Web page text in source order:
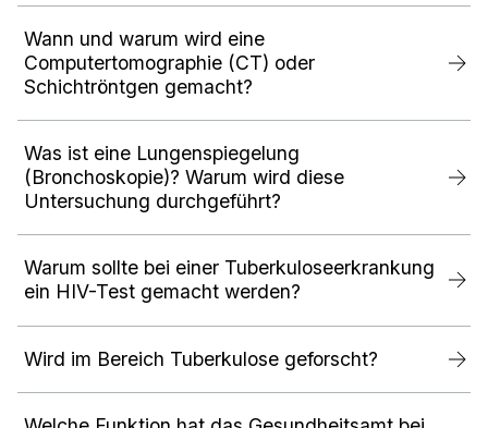
Wann und warum wird eine
Computertomographie (CT) oder
Schichtröntgen gemacht?
Was ist eine Lungenspiegelung
(Bronchoskopie)? Warum wird diese
Untersuchung durchgeführt?
Warum sollte bei einer Tuberkuloseerkrankung
ein HIV-Test gemacht werden?
Wird im Bereich Tuberkulose geforscht?